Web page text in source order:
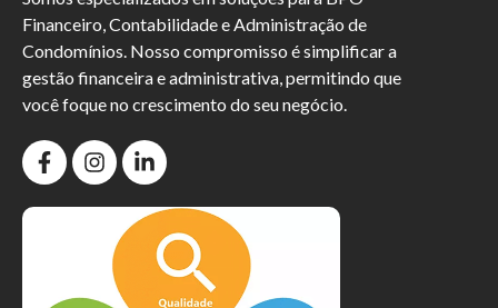
Financeiro, Contabilidade e Administração de
Condomínios. Nosso compromisso é simplificar a
gestão financeira e administrativa, permitindo que
você foque no crescimento do seu negócio.